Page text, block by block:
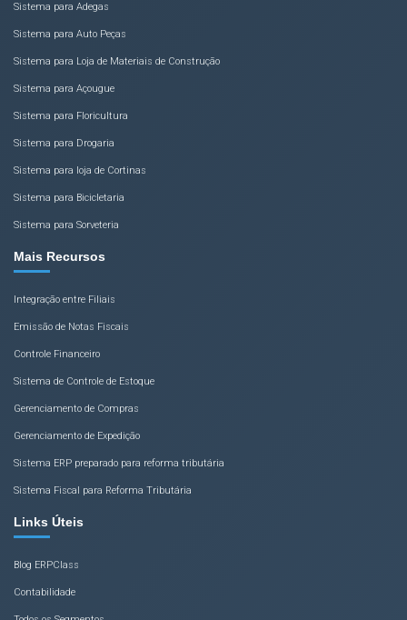
Sistema para Adegas
Sistema para Auto Peças
Sistema para Loja de Materiais de Construção
Sistema para Açougue
Sistema para Floricultura
Sistema para Drogaria
Sistema para loja de Cortinas
Sistema para Bicicletaria
Sistema para Sorveteria
Mais Recursos
Integração entre Filiais
Emissão de Notas Fiscais
Controle Financeiro
Sistema de Controle de Estoque
Gerenciamento de Compras
Gerenciamento de Expedição
Sistema ERP preparado para reforma tributária
Sistema Fiscal para Reforma Tributária
Links Úteis
Blog ERPClass
Contabilidade